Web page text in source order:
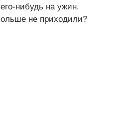
нибудь на ужин.
не приходили?